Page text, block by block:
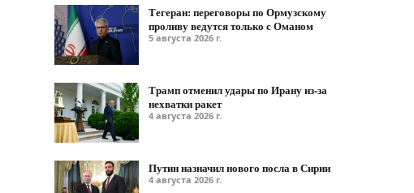
Тегеран: переговоры по Ормузскому
проливу ведутся только с Оманом
5 августа 2026 г.
Трамп отменил удары по Ирану из-за
нехватки ракет
4 августа 2026 г.
Путин назначил нового посла в Сирии
4 августа 2026 г.